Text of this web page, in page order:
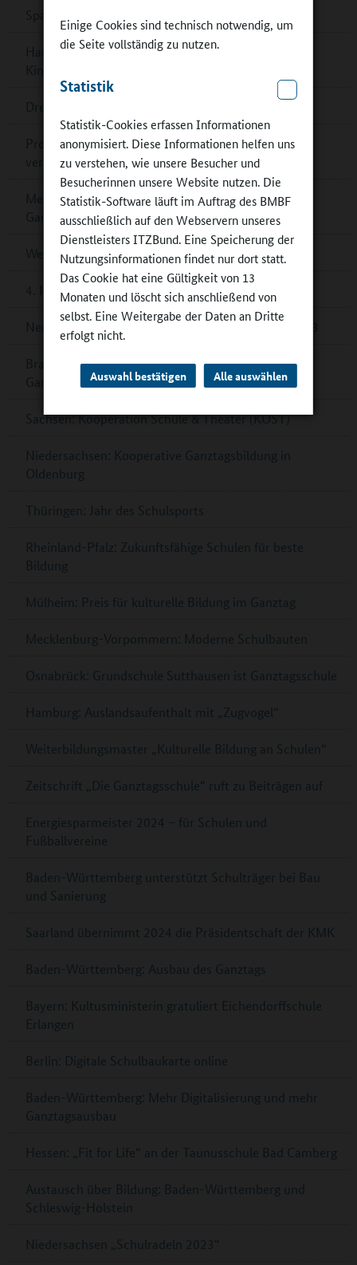
Einige Cookies sind technisch notwendig, um
die Seite vollständig zu nutzen.
Statistik
Statistik-Cookies erfassen Informationen
anonymisiert. Diese Informationen helfen uns
zu verstehen, wie unsere Besucher und
Besucherinnen unsere Website nutzen. Die
Statistik-Software läuft im Auftrag des BMBF
ausschließlich auf den Webservern unseres
Dienstleisters ITZBund. Eine Speicherung der
Nutzungsinformationen findet nur dort statt.
Das Cookie hat eine Gültigkeit von 13
Monaten und löscht sich anschließend von
selbst. Eine Weitergabe der Daten an Dritte
erfolgt nicht.
Auswahl bestätigen Alle auswählen
Spannende Physik im DLR_School_Lab
Hamburg: Mehr Platz, schöne Räume und ein
Kinderkochstudio
Dresden ist „UNESCO Learning City“
Programm „Kulturschule Baden-Württemberg“
verlängert
Mecklenburg-Vorpommern: Investitionsprogramm
Ganztagsausbau
Wettbewerb „Echt kuh-l!“ 2024 – jetzt bewerben!
4. März 2024: EU-Projekttag an Schulen
Neue KMK-Statistik für Ganztagsschulen 2022/2023
Brandenburg: Förderprogramm zum Ausbau der
Ganztagsbetreuung
Sachsen: Kooperation Schule & Theater (KOST)
Niedersachsen: Kooperative Ganztagsbildung in
Oldenburg
Thüringen: Jahr des Schulsports
Rheinland-Pfalz: Zukunftsfähige Schulen für beste
Bildung
Mülheim: Preis für kulturelle Bildung im Ganztag
Mecklenburg-Vorpommern: Moderne Schulbauten
Osnabrück: Grundschule Sutthausen ist Ganztagsschule
Hamburg: Auslandsaufenthalt mit „Zugvogel“
Weiterbildungsmaster „Kulturelle Bildung an Schulen“
Zeitschrift „Die Ganztagsschule“ ruft zu Beiträgen auf
Energiesparmeister 2024 – für Schulen und
Fußballvereine
Baden-Württemberg unterstützt Schulträger bei Bau
und Sanierung
Saarland übernimmt 2024 die Präsidentschaft der KMK
Baden-Württemberg: Ausbau des Ganztags
Bayern: Kultusministerin gratuliert Eichendorffschule
Erlangen
Berlin: Digitale Schulbaukarte online
Baden-Württemberg: Mehr Digitalisierung und mehr
Ganztagsausbau
Hessen: „Fit for Life“ an der Taunusschule Bad Camberg
Austausch über Bildung: Baden-Württemberg und
Schleswig-Holstein
Niedersachsen „Schulradeln 2023“